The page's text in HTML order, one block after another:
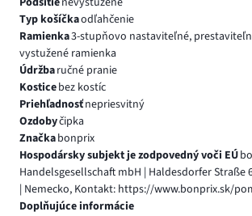
Typ košíčkaodľahčenie
Ramienka3-stupňovo nastaviteľné,
vystužené ramienka
Údržbaručné pranie
Kosticebez kostíc
Priehľadnosťnepriesvitný
Ozdobyčipka
Značkabonprix
Hospodársky subjekt je zodpovedný voči EÚ
Handelsgesellschaft mbH | Haldesdorfer Straße
| Nemecko, Kontakt: https://www.bonprix.sk/
Doplňujúce informácie